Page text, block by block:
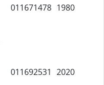
011671478 1980
011692531 2020